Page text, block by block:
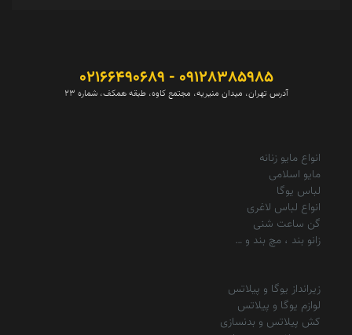
09128385985 - 02166490689
آدرس تهران، میدان منیریه، مجتمع کاوه، طبقه همکف، شماره 23
انواع مایو زنانه
مایو اسلامی
لباس یوگا
انواع لباس لاغری
گن ساعت شنی
زانو بند ، مچ بند و …
زیرانداز یوگا و پیلاتس
لوازم یوگا و پیلاتس
کش پیلاتس و بدنسازی